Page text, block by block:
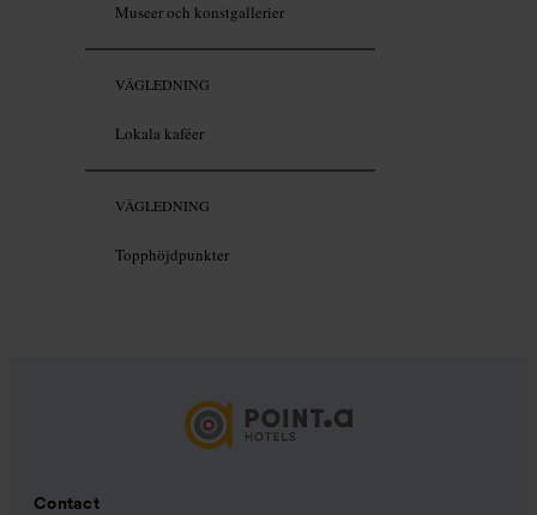
Museer och konstgallerier
VÄGLEDNING
Lokala kaféer
VÄGLEDNING
Topphöjdpunkter
Contact